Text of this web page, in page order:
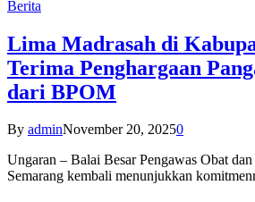
Berita
Lima Madrasah di
Terima Penghargaan
dari BPOM
By adminNovember 20, 20250
Ungaran – Balai Besar Pengawas Obat
Semarang kembali menunjukkan